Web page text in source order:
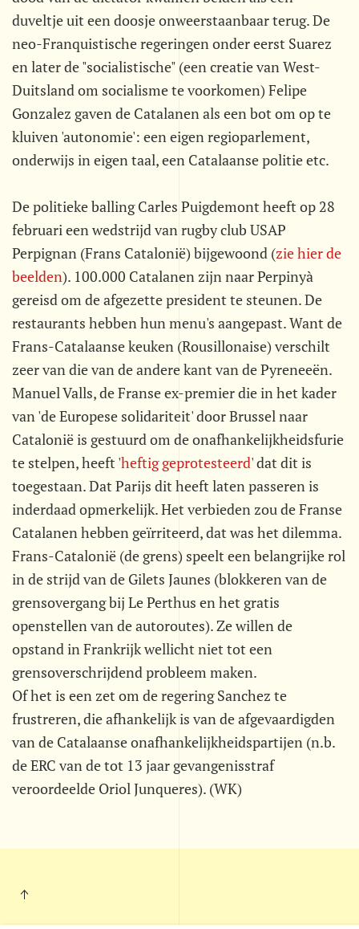
duveltje uit een doosje onweerstaanbaar terug. De
neo-Franquistische regeringen onder eerst Suarez
en later de "socialistische" (een creatie van West-
Duitsland om socialisme te voorkomen) Felipe
Gonzalez gaven de Catalanen als een bot om op te
kluiven 'autonomie': een eigen regioparlement,
onderwijs in eigen taal, een Catalaanse politie etc.
De politieke balling Carles Puigdemont heeft op 28
februari een wedstrijd van rugby club USAP
Perpignan (Frans Catalonië) bijgewoond (zie hier de
beelden). 100.000 Catalanen zijn naar Perpinyà
gereisd om de afgezette president te steunen. De
restaurants hebben hun menu's aangepast. Want de
Frans-Catalaanse keuken (Rousillonaise) verschilt
zeer van die van de andere kant van de Pyreneeën.
Manuel Valls, de Franse ex-premier die in het kader
van 'de Europese solidariteit' door Brussel naar
Catalonië is gestuurd om de onafhankelijkheidsfurie
te stelpen, heeft 'heftig geprotesteerd' dat dit is
toegestaan. Dat Parijs dit heeft laten passeren is
inderdaad opmerkelijk. Het verbieden zou de Franse
Catalanen hebben geïrriteerd, dat was het dilemma.
Frans-Catalonië (de grens) speelt een belangrijke rol
in de strijd van de Gilets Jaunes (blokkeren van de
grensovergang bij Le Perthus en het gratis
openstellen van de autoroutes). Ze willen de
opstand in Frankrijk wellicht niet tot een
grensoverschrijdend probleem maken.
Of het is een zet om de regering Sanchez te
frustreren, die afhankelijk is van de afgevaardigden
van de Catalaanse onafhankelijkheidspartijen (n.b.
de ERC van de tot 13 jaar gevangenisstraf
veroordeelde Oriol Junqueres). (WK)